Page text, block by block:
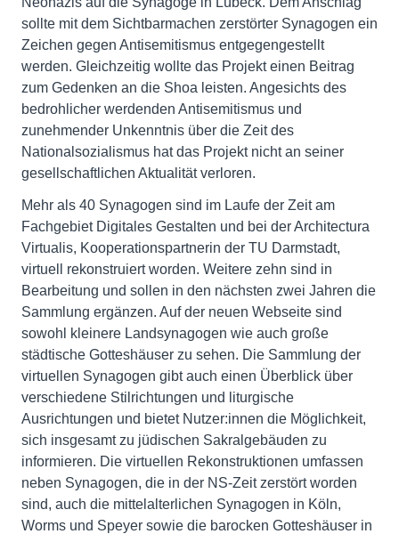
sollte mit dem Sichtbarmachen zerstörter Synagogen ein
Zeichen gegen Antisemitismus entgegengestellt
werden. Gleichzeitig wollte das Projekt einen Beitrag
zum Gedenken an die Shoa leisten. Angesichts des
bedrohlicher werdenden Antisemitismus und
zunehmender Unkenntnis über die Zeit des
Nationalsozialismus hat das Projekt nicht an seiner
gesellschaftlichen Aktualität verloren.
Mehr als 40 Synagogen sind im Laufe der Zeit am
Fachgebiet Digitales Gestalten und bei der Architectura
Virtualis, Kooperationspartnerin der TU Darmstadt,
virtuell rekonstruiert worden. Weitere zehn sind in
Bearbeitung und sollen in den nächsten zwei Jahren die
Sammlung ergänzen. Auf der neuen Webseite sind
sowohl kleinere Landsynagogen wie auch große
städtische Gotteshäuser zu sehen. Die Sammlung der
virtuellen Synagogen gibt auch einen Überblick über
verschiedene Stilrichtungen und liturgische
Ausrichtungen und bietet Nutzer:innen die Möglichkeit,
sich insgesamt zu jüdischen Sakralgebäuden zu
informieren. Die virtuellen Rekonstruktionen umfassen
neben Synagogen, die in der NS-Zeit zerstört worden
sind, auch die mittelalterlichen Synagogen in Köln,
Worms und Speyer sowie die barocken Gotteshäuser in